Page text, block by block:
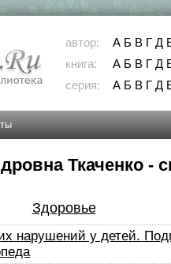
автор: А Б В Г Д
книга:
А Б В Г Д
серия:
А Б В Г Д
Ткаченко -
Здоровье
нарушений у детей.